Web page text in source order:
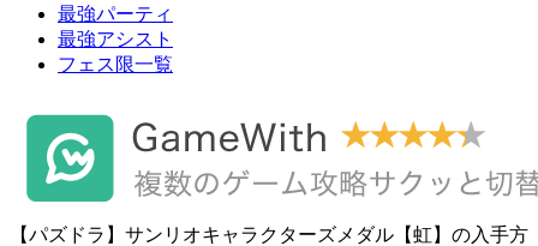
最強パーティ
最強アシスト
フェス限一覧
【パズドラ】サンリオキャラクターズメダル【虹】の入手方